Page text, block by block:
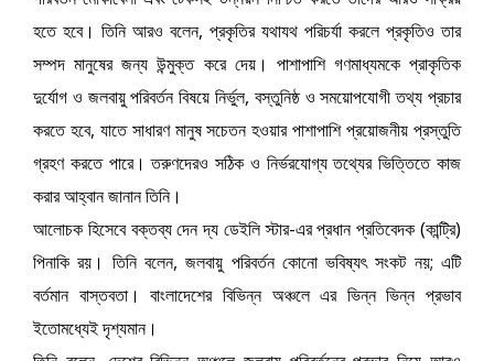
হতে হবে। তিনি আরও বলেন, প্রকৃতির যথাযথ পরিচর্যা করলে প্রকৃতিও তার
সম্পদ মানুষের জন্য উন্মুক্ত করে দেয়। পাশাপাশি গণমাধ্যমকে প্রাকৃতিক
দুর্যোগ ও জলবায়ু পরিবর্তন বিষয়ে নির্ভুল, বস্তুনিষ্ঠ ও সময়োপযোগী তথ্য প্রচার
করতে হবে, যাতে সাধারণ মানুষ সচেতন হওয়ার পাশাপাশি প্রয়োজনীয় প্রস্তুতি
গ্রহণ করতে পারে। তরুণদেরও সঠিক ও নির্ভরযোগ্য তথ্যের ভিত্তিতে কাজ
করার আহ্বান জানান তিনি।
আলোচক হিসেবে বক্তব্য দেন দ্য ডেইলি স্টার-এর প্রধান প্রতিবেদক (কান্ট্রি)
পিনাকি রয়। তিনি বলেন, জলবায়ু পরিবর্তন কোনো ভবিষ্যৎ সংকট নয়; এটি
বর্তমান বাস্তবতা। বাংলাদেশের বিভিন্ন অঞ্চলে এর ভিন্ন ভিন্ন প্রভাব
ইতোমধ্যেই দৃশ্যমান।